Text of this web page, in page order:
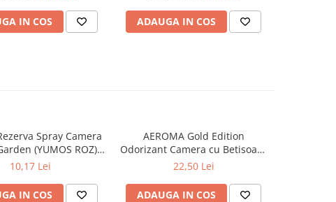
IN COS ADAUGA IN COS
Spray Camera
(YUMOS ROZ)
260 ml
10,17 Lei
IN COS
AEROMA Gold Edition
Odorizant Camera cu Betisoare
Intense Vibe 125 ml
22,50 Lei
ADAUGA IN COS